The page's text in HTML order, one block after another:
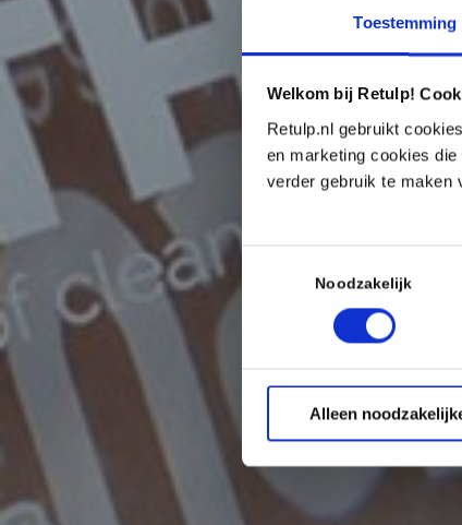
Toestemming
Welkom bij Retulp!
Retulp.nl gebruikt
en marketing cookies
verder gebruik te maken
Noodzakelijk
Alleen